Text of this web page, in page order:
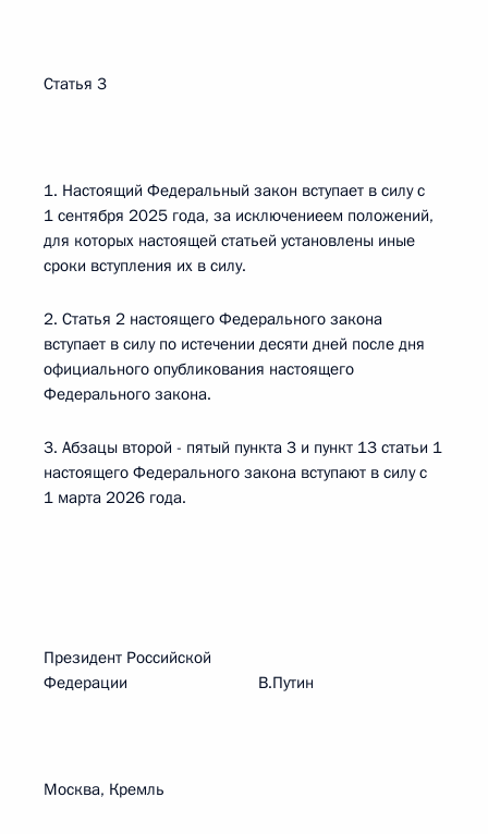
Статья 3
1. Настоящий Федеральный закон вступает в силу с
1 сентября 2025 года, за исключениеем положений,
для которых настоящей статьей установлены иные
сроки вступления их в силу.
2. Статья 2 настоящего Федерального закона
вступает в силу по истечении десяти дней после дня
официального опубликования настоящего
Федерального закона.
3. Абзацы второй - пятый пункта 3 и пункт 13 статьи 1
настоящего Федерального закона вступают в силу с
1 марта 2026 года.
Президент Российской
Федерации В.Путин
Москва, Кремль